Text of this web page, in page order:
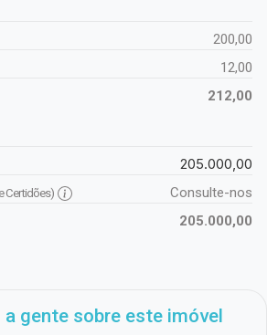
200,00
12,00
212,00
205.000,00
Certidões)
Consulte-nos
205.000,00
a gente sobre este imóvel